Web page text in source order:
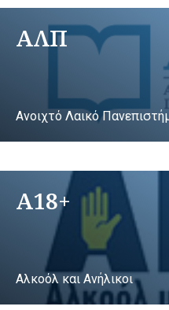
ΑΛΠ
Ανοιχτό Λαικό
A18+
Αλκοόλ και Ανήλικοι